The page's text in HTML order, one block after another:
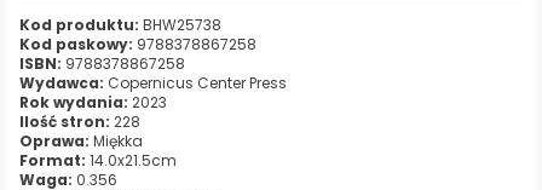
Kod produktu: BHW25738
Kod paskowy: 9788378867258
ISBN: 9788378867258
Wydawca: Copernicus Center Press
Rok wydania: 2023
Ilość stron: 228
Oprawa: Miękka
Format: 14.0x21.5cm
Waga: 0.356